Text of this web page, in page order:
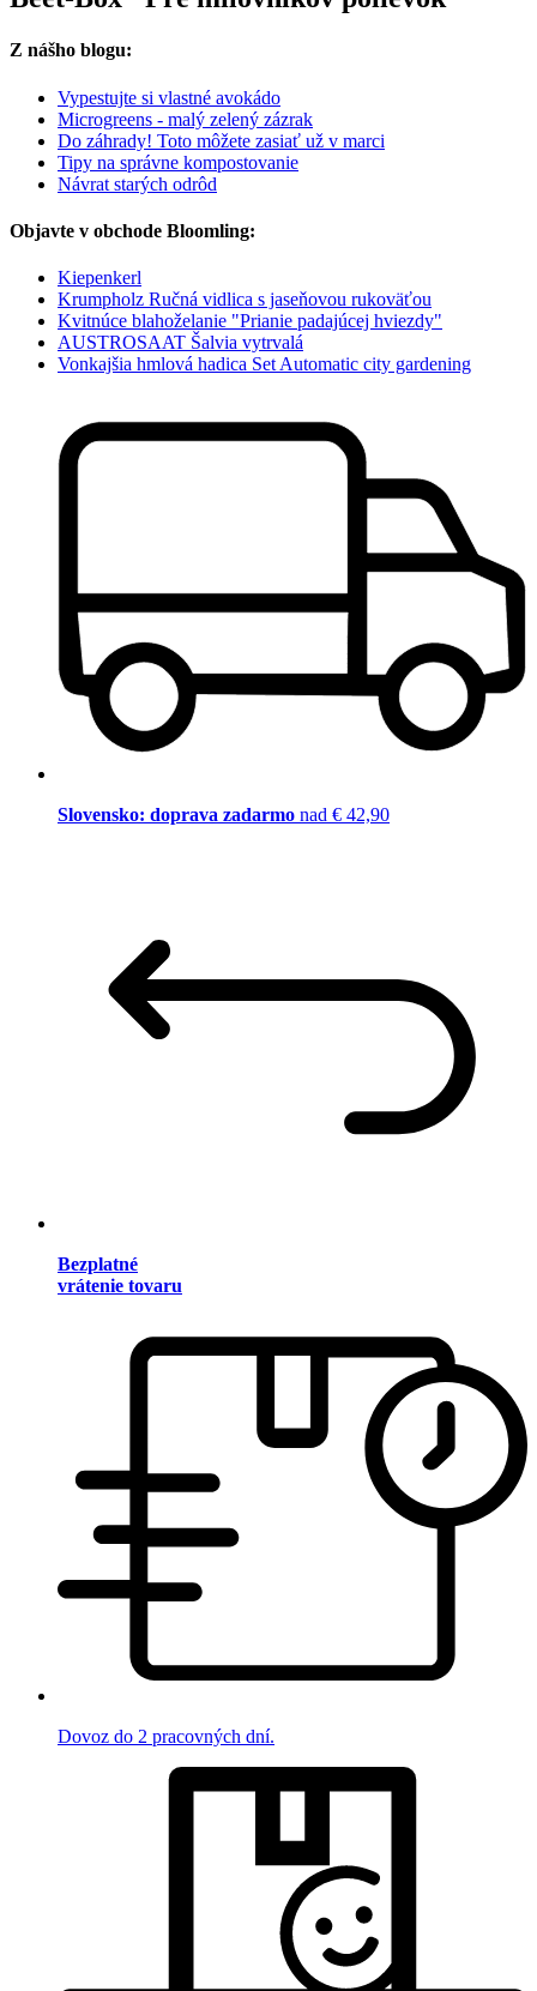
Z nášho blogu:
Vypestujte si vlastné avokádo
Microgreens - malý zelený zázrak
Do záhrady! Toto môžete zasiať už v marci
Tipy na správne kompostovanie
Návrat starých odrôd
Objavte v obchode Bloomling:
Kiepenkerl
Krumpholz Ručná vidlica s jaseňovou rukoväťou
Kvitnúce blahoželanie "Prianie padajúcej hviezdy"
AUSTROSAAT Šalvia vytrvalá
Vonkajšia hmlová hadica Set Automatic city gardening
Slovensko: doprava zadarmo nad € 42,90
Bezplatné
vrátenie tovaru
Dovoz do 2 pracovných dní.